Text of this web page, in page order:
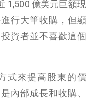
1,500 億美元巨額現
行大筆收購，但顯
資者並不喜歡這個
式來提高股東的價
內部成長和收購、